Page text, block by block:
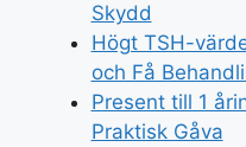
Skydd
Högt TSH-
och Få
Present till 1
Praktisk Gåva